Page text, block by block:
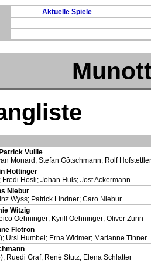
Aktuelle Spiele
Vuille
Monard; Stefan Götschmann; Rolf Hofstettler
Hottinger
Hösli; Johan Huls; Jost Ackermann
Niebur
Wyss; Patrick Lindner; Caro Niebur
Witzig
Oehninger; Kyrill Oehninger; Oliver Zurin
Flotron
Ursi Humbel; Erna Widmer; Marianne Tinner
Ruedi Graf; René Stutz; Elena Schlatter